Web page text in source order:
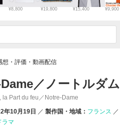
¥8,800 ¥19,800 ¥15,400 ¥9,900
想・評価・動画配信
／ノートルダム
la Part du feu／Notre-Dame
年10月19日
製作国・地域： フランス
ラマ